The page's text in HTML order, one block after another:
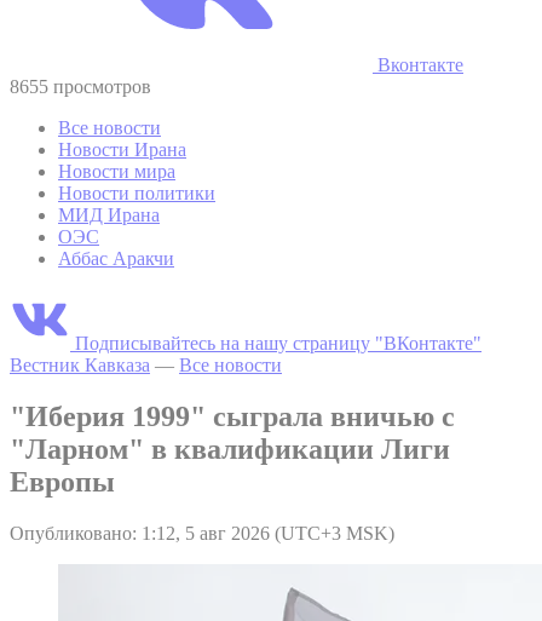
Вконтакте
8655 просмотров
Все новости
Новости Ирана
Новости мира
Новости политики
МИД Ирана
ОЭС
Аббас Аракчи
Подписывайтесь на нашу страницу "ВКонтакте"
Вестник Кавказа — Все новости
"Иберия 1999" сыграла вничью с
"Ларном" в квалификации Лиги
Европы
Опубликовано: 1:12, 5 авг 2026 (UTC+3 MSK)